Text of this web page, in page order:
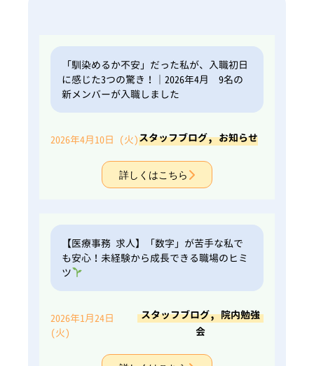
「馴染めるか不安」だった私が、入職初日
に感じた3つの驚き！｜2026年4月 9名の
新メンバーが入職しました
2026年4月10日 (火)スタッフブログ,お知らせ
詳しくはこちら
【医療事務 求人】「数字」が苦手な私で
も安心！未経験から成長できる職場のヒミ
ツ
2026年1月24日
(火)
スタッフブログ,院内勉強
会